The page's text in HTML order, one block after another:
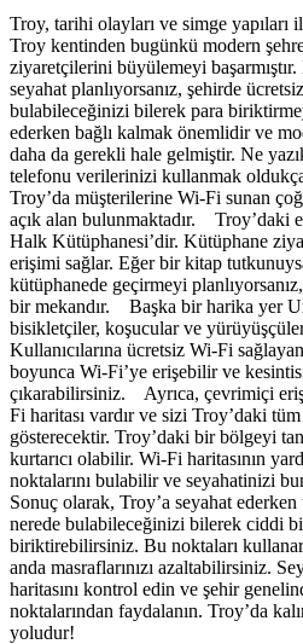
Troy, tarihi olayları ve simge
Troy kentinden bugünkü modern
ziyaretçilerini büyülemeyi
seyahat planlıyorsanız, şehirde
bulabileceğinizi bilerek para
ederken bağlı kalmak önemlidir ve
daha da gerekli hale gelmiştir. Ne
telefonu verilerinizi kullanmak
Troy’da müşterilerine Wi-Fi sunan
açık alan bulunmaktadır. Troy’daki
Halk Kütüphanesi’dir. Kütüphane
erişimi sağlar. Eğer bir kitap
kütüphanede geçirmeyi
bir mekandır. Başka bir harika yer
bisikletçiler, koşucular ve
Kullanıcılarına ücretsiz Wi-Fi
boyunca Wi-Fi’ye erişebilir ve
çıkarabilirsiniz. Ayrıca, çevrimiçi
Fi haritası vardır ve sizi Troy’daki
gösterecektir. Troy’daki bir bölgeyi
kurtarıcı olabilir. Wi-Fi haritasının
noktalarını bulabilir ve seyahatinizi
Sonuç olarak, Troy’a seyahat
nerede bulabileceğinizi bilerek ciddi
biriktirebilirsiniz. Bu noktaları
anda masraflarınızı azaltabilirsiniz.
haritasını kontrol edin ve şehir
noktalarından faydalanın. Troy’da
yoludur!